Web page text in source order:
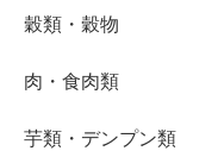
穀類・穀物
肉・食肉類
芋類・デンプン類